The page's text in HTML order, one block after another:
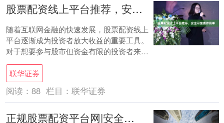
股票配资线上平台推荐，安全可靠操作简单
随着互联网金融的快速发展，股票配资线上
平台逐渐成为投资者放大收益的重要工具。
对于想要参与股市但资金有限的投资者来
说，选择一家安全可靠、操作简单的配资平
台至关重要....
联华证券
阅读： 88 栏目： 联华证券
正规股票配资平台网|安全可靠杠杆炒股